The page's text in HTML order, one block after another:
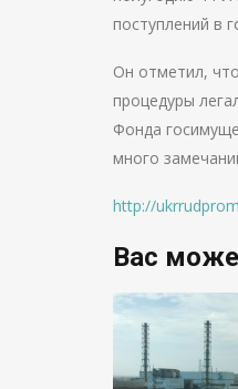
поступлений в
Он отметил,
процедуры
Фонда
много
http://
Вас може